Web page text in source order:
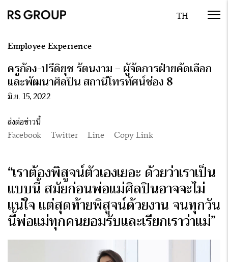
Employee Experience
ครูก้อง-ปรีดิยุช รัตนงาม – ผู้จัดการฝ่ายคัดเลือก
และพัฒนาศิลปิน สถานีโทรทัศน์ช่อง 8
มิ.ย. 15, 2022
ส่งต่อข่าวนี้
Facebook
Twitter Line Copy Link
“เราต้องพิสูจน์ตัวเองเยอะ ด้วยว่าเราเป็น
แบบนี้ สมัยก่อนพ่อแม่ศิลปินอาจจะไม่
แน่ใจ แต่สุดท้ายพิสูจน์ด้วยงาน จนทุกวัน
นี้พ่อแม่ทุกคนยอมรับและเรียกเราว่าแม่”